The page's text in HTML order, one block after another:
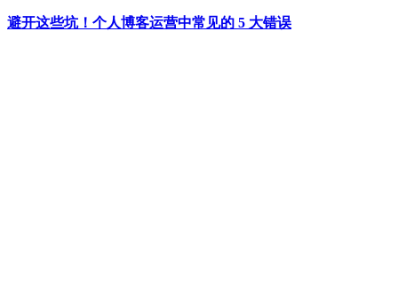
避开这些坑！个人博客运营中常见的 5 大错误